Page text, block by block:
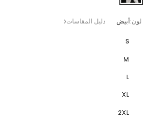
لون:أبيض دليل المقاسات
S
M
L
XL
2XL